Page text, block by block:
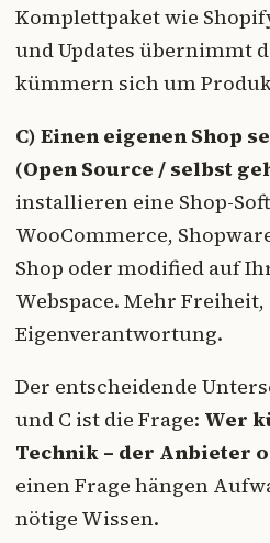
Komplettpaket wie
und Updates übernimmt
kümmern sich um
C) Einen eigenen Shop
(Open Source / selbst
installieren eine Shop-
WooCommerce,
Shop oder modified auf
Webspace. Mehr
Eigenverantwortung.
Der entscheidende
und C ist die Frage: Wer
Technik – der Anbieter
einen Frage hängen
nötige Wissen.